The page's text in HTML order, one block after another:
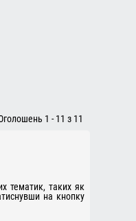
1 - 11 з 11
тематик, таких як
на кнопку